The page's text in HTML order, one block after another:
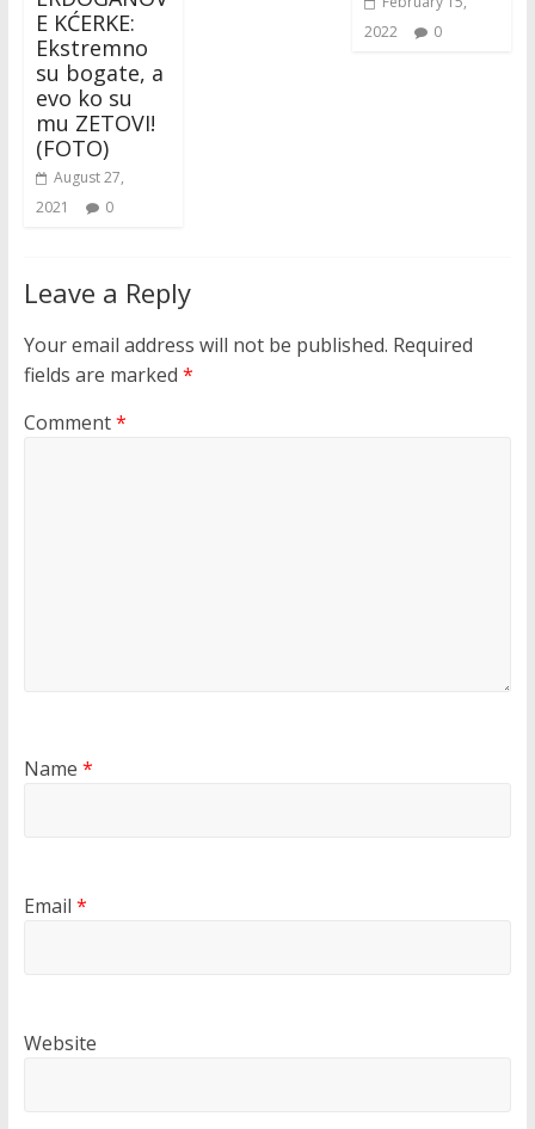
E KĆERKE:
Ekstremno
su bogate, a
evo ko su
mu ZETOVI!
(FOTO)
August 27,
2021
0
2022
0
Leave a Reply
Your email address will not be published. Required
fields are marked *
Comment*
Name *
Email *
Website